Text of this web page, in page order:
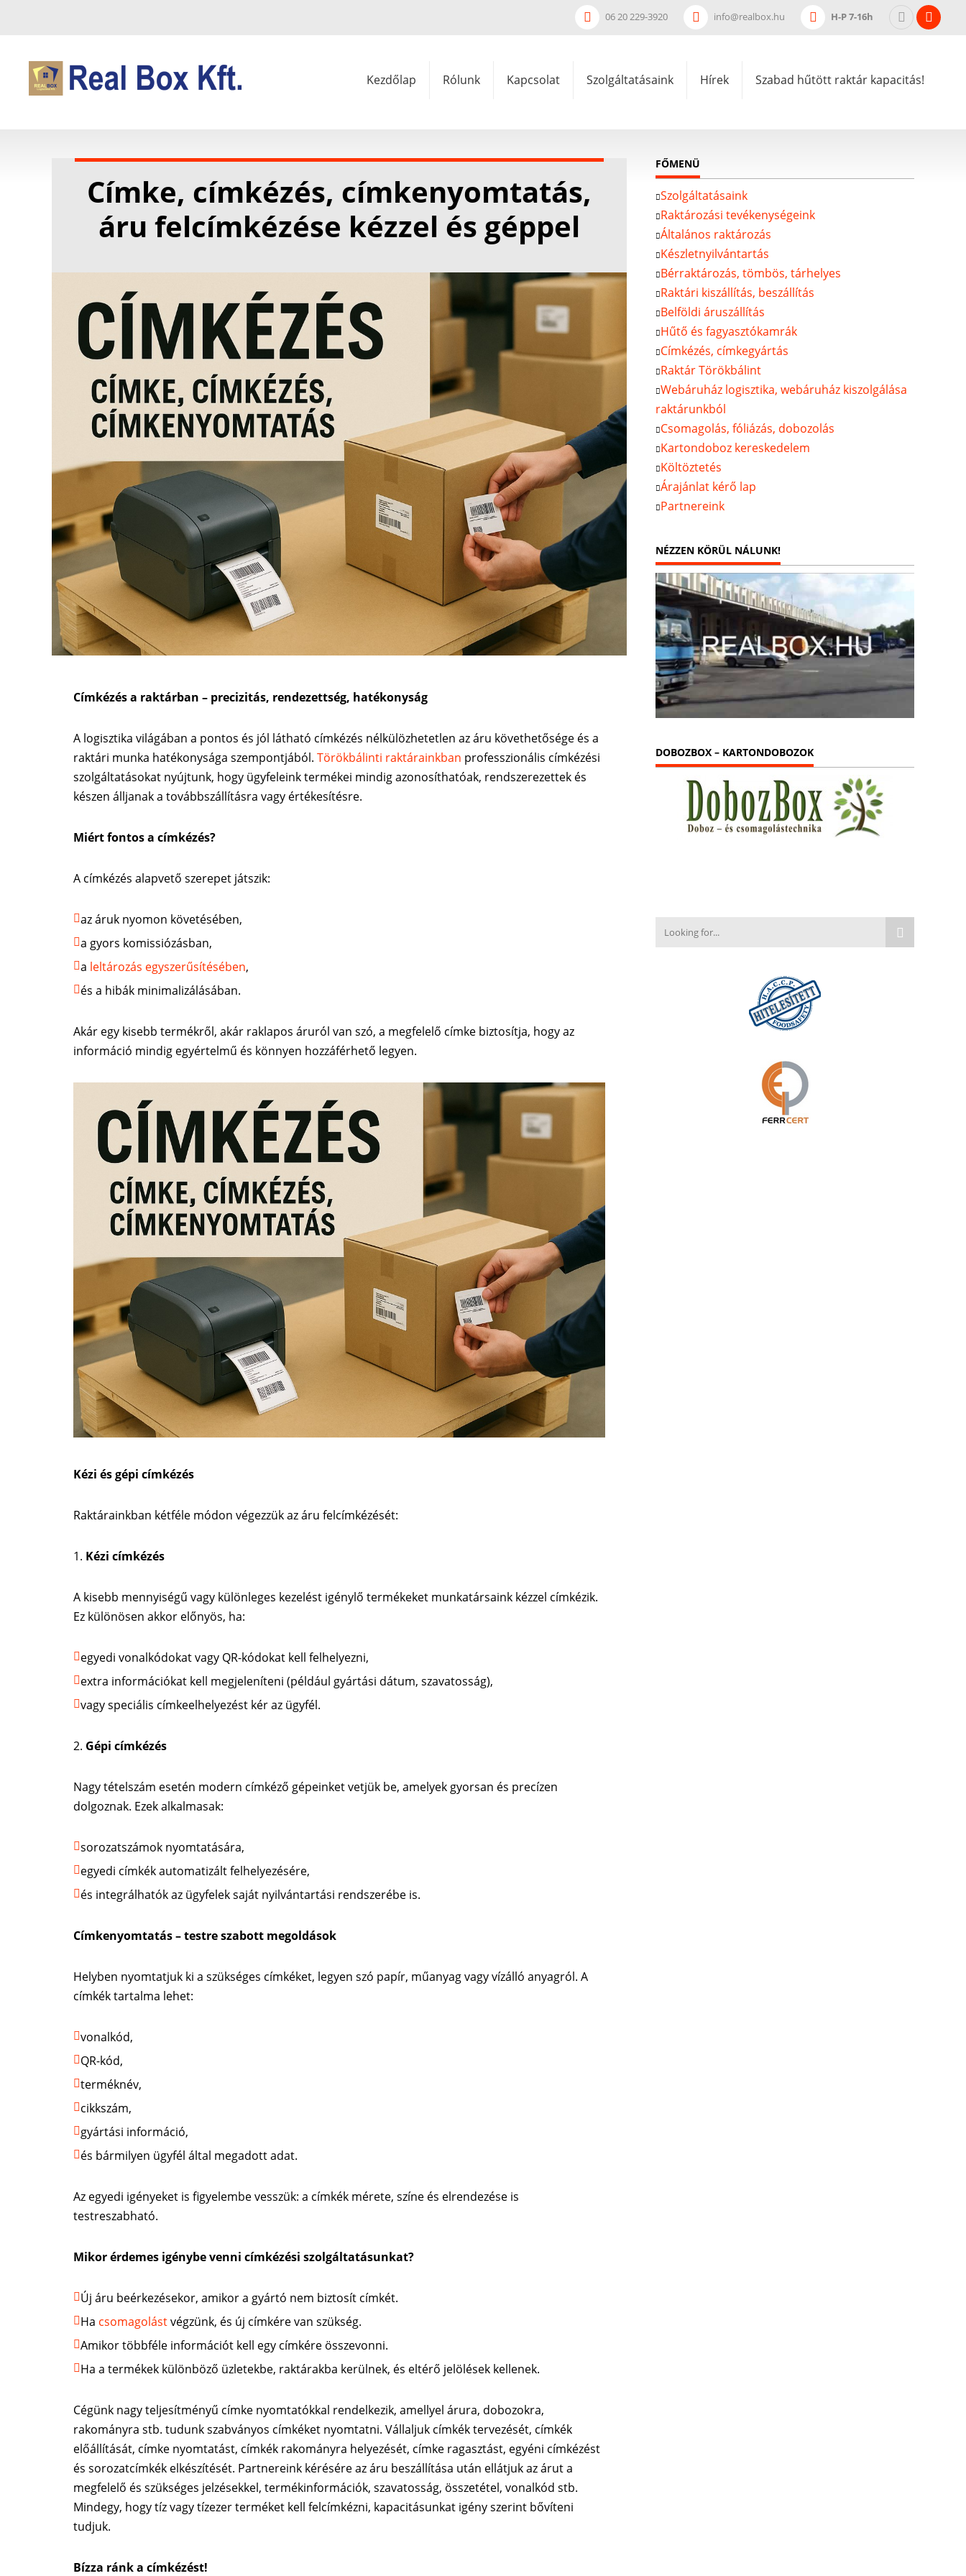
06 20 229-3920 info@realbox.hu H-P 7-16h
Kezdőlap Rólunk Kapcsolat Szolgáltatásaink Hírek Szabad hűtött raktár kapacitás!
Címke, címkézés, címkenyomtatás,
áru felcímkézése kézzel és géppel
Címkézés a raktárban – precizitás, rendezettség, hatékonyság
A logisztika világában a pontos és jól látható címkézés nélkülözhetetlen az áru követhetősége és a
raktári munka hatékonysága szempontjából. Törökbálinti raktárainkban professzionális címkézési
szolgáltatásokat nyújtunk, hogy ügyfeleink termékei mindig azonosíthatóak, rendszerezettek és
készen álljanak a továbbszállításra vagy értékesítésre.
Miért fontos a címkézés?
A címkézés alapvető szerepet játszik:
az áruk nyomon követésében,
a gyors komissiózásban,
a leltározás egyszerűsítésében,
és a hibák minimalizálásában.
Akár egy kisebb termékről, akár raklapos áruról van szó, a megfelelő címke biztosítja, hogy az
információ mindig egyértelmű és könnyen hozzáférhető legyen.
Kézi és gépi címkézés
Raktárainkban kétféle módon végezzük az áru felcímkézését:
Kézi címkézés
A kisebb mennyiségű vagy különleges kezelést igénylő termékeket munkatársaink kézzel címkézik.
Ez különösen akkor előnyös, ha:
egyedi vonalkódokat vagy QR-kódokat kell felhelyezni,
extra információkat kell megjeleníteni (például gyártási dátum, szavatosság),
vagy speciális címkeelhelyezést kér az ügyfél.
Gépi címkézés
Nagy tételszám esetén modern címkéző gépeinket vetjük be, amelyek gyorsan és precízen
dolgoznak. Ezek alkalmasak:
sorozatszámok nyomtatására,
egyedi címkék automatizált felhelyezésére,
és integrálhatók az ügyfelek saját nyilvántartási rendszerébe is.
Címkenyomtatás – testre szabott megoldások
Helyben nyomtatjuk ki a szükséges címkéket, legyen szó papír, műanyag vagy vízálló anyagról. A
címkék tartalma lehet:
vonalkód,
QR-kód,
terméknév,
cikkszám,
gyártási információ,
és bármilyen ügyfél által megadott adat.
Az egyedi igényeket is figyelembe vesszük: a címkék mérete, színe és elrendezése is
testreszabható.
Mikor érdemes igénybe venni címkézési szolgáltatásunkat?
Új áru beérkezésekor, amikor a gyártó nem biztosít címkét.
Ha csomagolástvégzünk, és új címkére van szükség.
Amikor többféle információt kell egy címkére összevonni.
Ha a termékek különböző üzletekbe, raktárakba kerülnek, és eltérő jelölések kellenek.
Cégünk nagy teljesítményű címke nyomtatókkal rendelkezik, amellyel árura, dobozokra,
rakományra stb. tudunk szabványos címkéket nyomtatni. Vállaljuk címkék tervezését, címkék
előállítását, címke nyomtatást, címkék rakományra helyezését, címke ragasztást, egyéni címkézést
és sorozatcímkék elkészítését. Partnereink kérésére az áru beszállítása után ellátjuk az árut a
megfelelő és szükséges jelzésekkel, termékinformációk, szavatosság, összetétel, vonalkód stb.
Mindegy, hogy tíz vagy tízezer terméket kell felcímkézni, kapacitásunkat igény szerint bővíteni
tudjuk.
Bízza ránk a címkézést!
FŐMENÜ
Szolgáltatásaink
Raktározási tevékenységeink
Általános raktározás
Készletnyilvántartás
Bérraktározás, tömbös, tárhelyes
Raktári kiszállítás, beszállítás
Belföldi áruszállítás
Hűtő és fagyasztókamrák
Címkézés, címkegyártás
Raktár Törökbálint
Webáruház logisztika, webáruház kiszolgálása
raktárunkból
Csomagolás, fóliázás, dobozolás
Kartondoboz kereskedelem
Költöztetés
Árajánlat kérő lap
Partnereink
NÉZZEN KÖRÜL NÁLUNK!
DOBOZBOX – KARTONDOBOZOK